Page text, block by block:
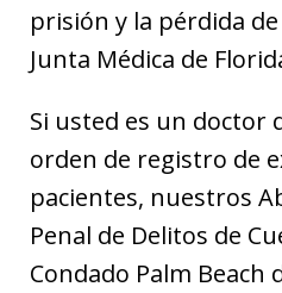
prisión y la pérdida
Junta Médica de
Si usted es un doctor
orden de registro de
pacientes, nuestros
Penal de Delitos de
Condado Palm